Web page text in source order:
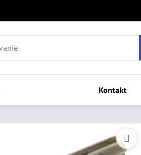
Kontakt